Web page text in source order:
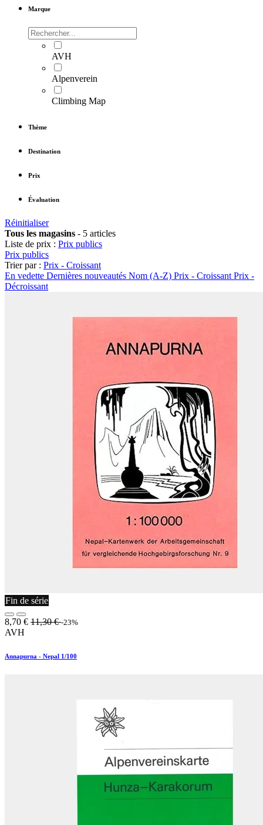
Marque
AVH
Alpenverein
Climbing Map
Thème
Destination
Prix
Évaluation
Réinitialiser
Tous les magasins - 5 articles
Liste de prix : Prix publics
Prix publics
Trier par : Prix - Croissant
En vedette Dernières nouveautés Nom (A-Z) Prix - Croissant Prix -
Décroissant
Fin de série
8,70 € 11,30€ -23%
AVH
Annapurna - Nepal 1/100